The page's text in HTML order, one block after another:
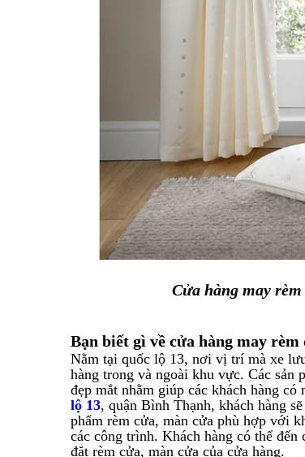
Cửa hàng may
Bạn biết gì về cửa hàng may
Nằm tại quốc lộ 13, nơi vị trí mà xe
hàng trong và ngoài khu vực. Các sản
đẹp mắt nhằm giúp các khách hàng
lộ 13, quận Bình Thạnh, khách hàng
phẩm rèm cửa, màn cửa phù hợp với
các công trình. Khách hàng có thể
đặt rèm cửa, màn cửa của cửa hàng.